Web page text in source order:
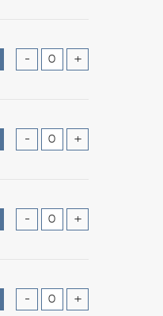
- +
- +
- +
- +